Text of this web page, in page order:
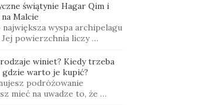
świątynie Hagar Qim i
Malcie
wyspa archipelagu
powierzchnia liczy …
rodzaje winiet? Kiedy trzeba
gdzie warto je kupić?
podróżowanie
mieć na uwadze to, że …